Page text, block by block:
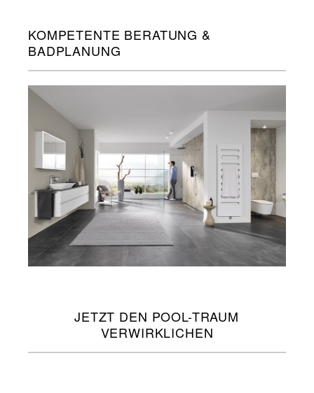
KOMPETENTE BERATUNG &
BADPLANUNG
JETZT DEN POOL-TRAUM
VERWIRKLICHEN